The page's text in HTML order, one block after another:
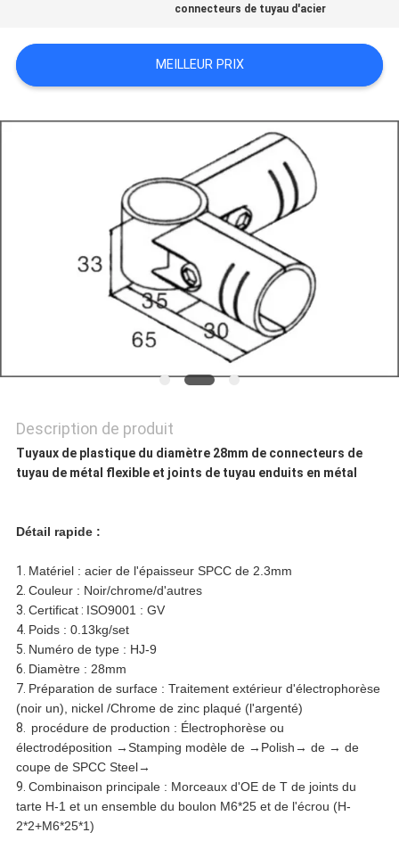
DEMANDEZ
UN DEVIS
DE
connecteurs de tuyau d'acier
MEILLEUR PRIX
Description de produit
Tuyaux de plastique du diamètre 28mm de connecteurs de
tuyau de métal flexible et joints de tuyau enduits en métal
Détail rapide :
1. Matériel : acier de l'épaisseur SPCC de 2.3mm
2. Couleur : Noir/chrome/d'autres
3. Certificat: ISO9001 : GV
4. Poids : 0.13kg/set
5. Numéro de type : HJ-9
6. Diamètre : 28mm
7. Préparation de surface : Traitement extérieur d'électrophorèse
(noir un), nickel /Chrome de zinc plaqué (l'argenté)
8. procédure de production : Électrophorèse ou
électrodéposition →Stamping modèle de →Polish→ de → de
coupe de SPCC Steel→
9. Combinaison principale : Morceaux d'OE de T de joints du
tarte H-1 et un ensemble du boulon M6*25 et de l'écrou (H-
2*2+M6*25*1)